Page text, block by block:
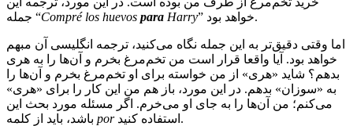
جمله “Compré los huevos para Harry ” خواهد بود.
اما وقتی دقیق‌تر به این جمله نگاه می‌کنید، ترجمه انگلیسی آن مبهم
خواهد بود. آیا واقعا قرار است من تخم‌مرغ بخرم و آن‌ها را به هری
بدهم؟ شاید «هری» از من خواسته برای او تخم‌مرغ بخرم و آن‌ها را
به «سوزان» بدهم. در این مورد، باز هم من این کار را برای «هری»
می‌کنم؛ من آن‌ها را به جای او می‌خرم. اگر مسئله مورد بحث این
por
استفاده کنید.